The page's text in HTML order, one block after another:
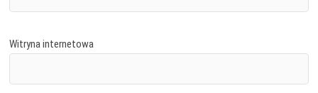
Witryna internetowa